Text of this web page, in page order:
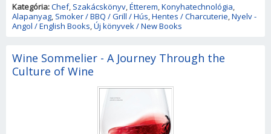
Kategória:Chef, Szakácskönyv,Étterem,Konyhatechnológia,
Alapanyag, Smoker / BBQ / Grill / Hús,Hentes / Charcuterie,Nyelv -
Angol / English Books,Új könyvek / New Books
Wine Sommelier - A Journey Through the
Culture of Wine